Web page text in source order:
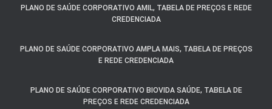
PLANO DE SAÚDE CORPORATIVO AMIL, TABELA DE PREÇOS E REDE
CREDENCIADA
PLANO DE SAÚDE CORPORATIVO AMPLA MAIS, TABELA DE PREÇOS
E REDE CREDENCIADA
PLANO DE SAÚDE CORPORATIVO BIOVIDA SAÚDE, TABELA DE
PREÇOS E REDE CREDENCIADA